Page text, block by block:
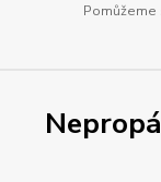
Pomůžeme